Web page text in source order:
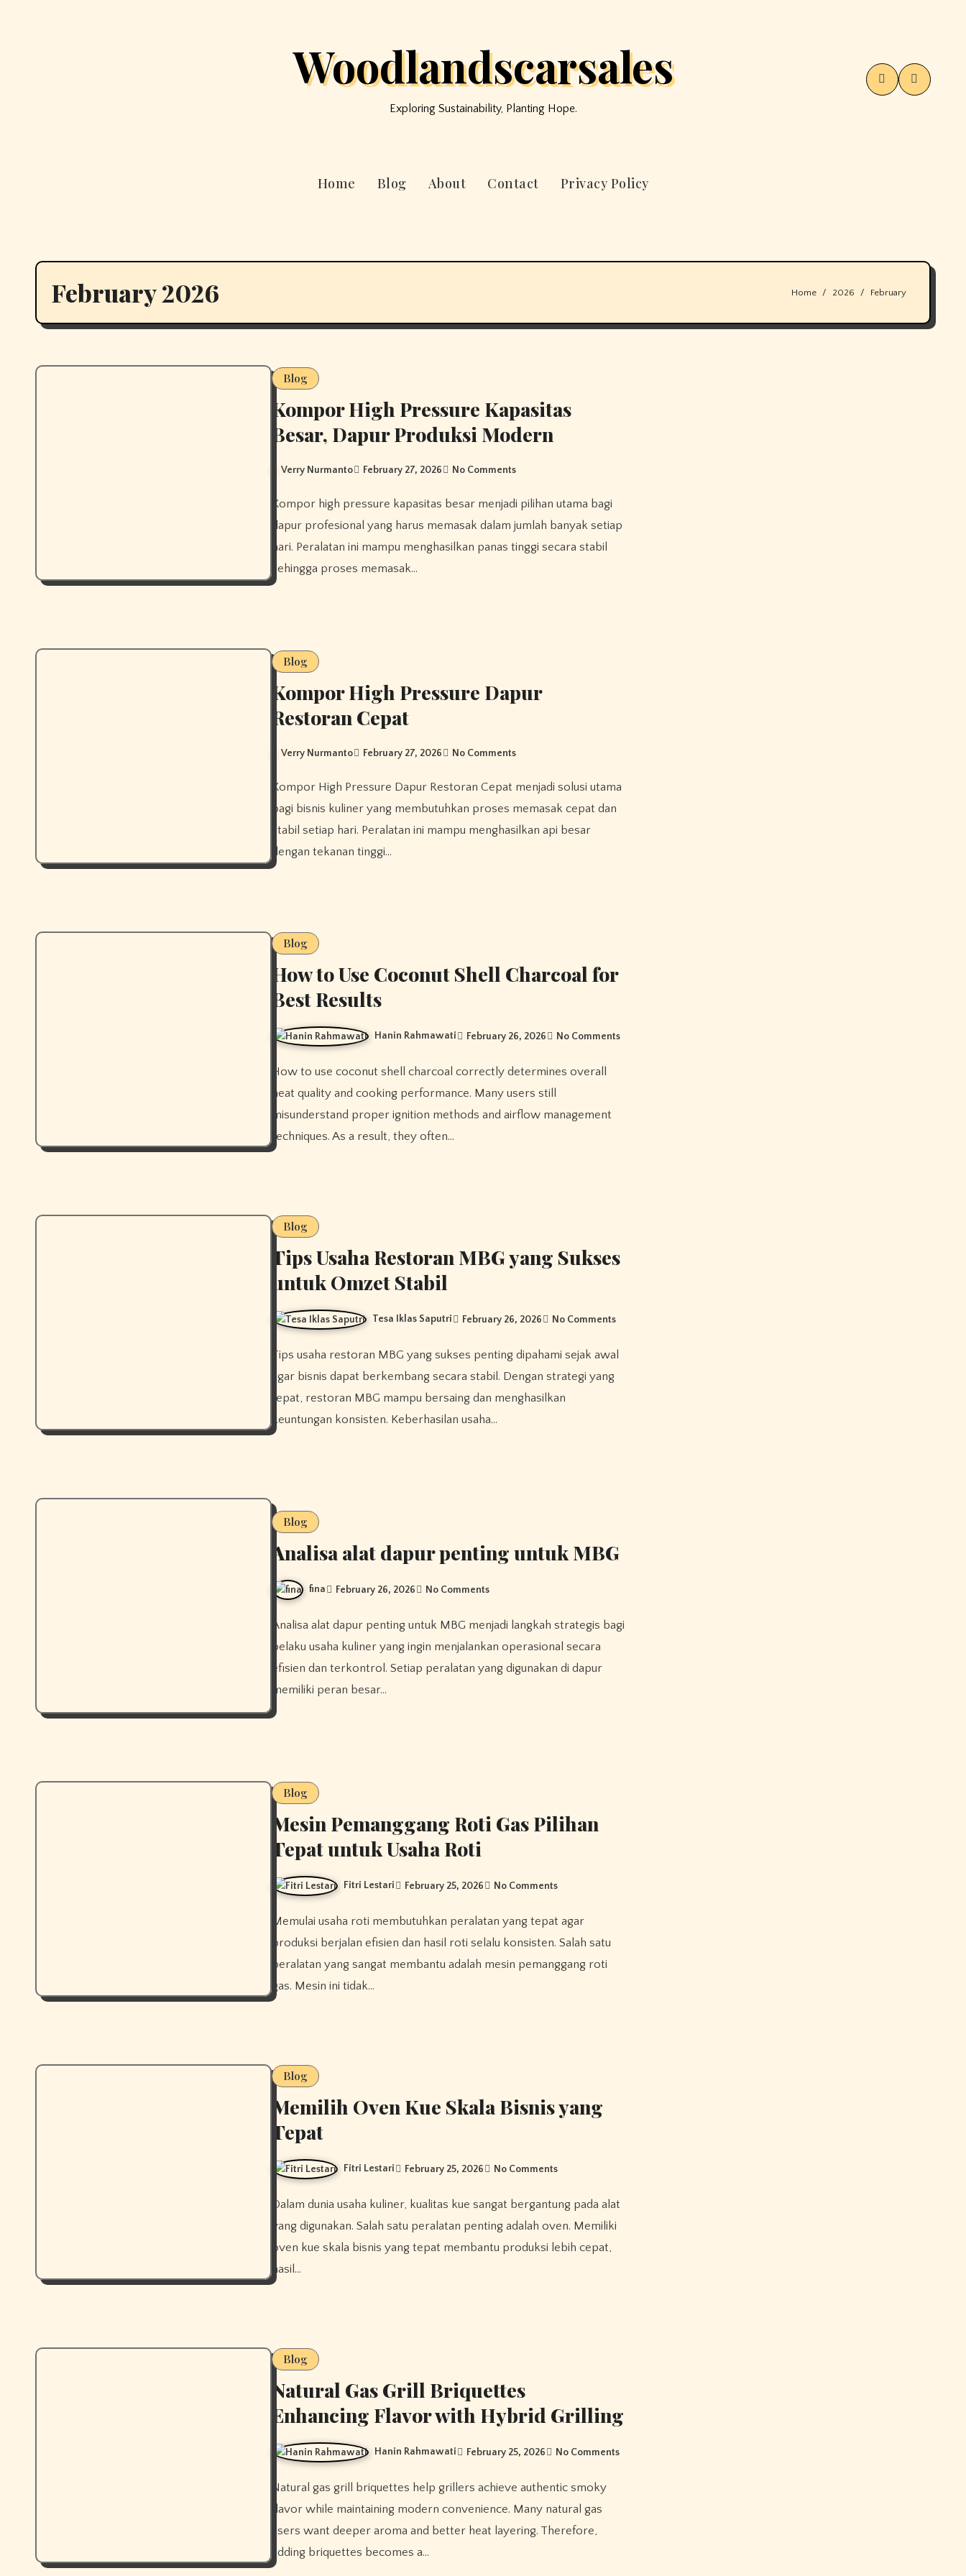
Woodlandscarsales
Exploring Sustainability, Planting Hope.
Home Blog About Contact Privacy Policy
February 2026 Home 2026 February
Blog
Kompor High Pressure Kapasitas
Besar, Dapur Produksi Modern
Verry Nurmanto February 27, 2026 No Comments
Kompor high pressure kapasitas besar menjadi pilihan utama bagi
dapur profesional yang harus memasak dalam jumlah banyak setiap
hari. Peralatan ini mampu menghasilkan panas tinggi secara stabil
sehingga proses memasak…
Blog
Kompor High Pressure Dapur
Restoran Cepat
Verry Nurmanto February 27, 2026 No Comments
Kompor High Pressure Dapur Restoran Cepat menjadi solusi utama
bagi bisnis kuliner yang membutuhkan proses memasak cepat dan
stabil setiap hari. Peralatan ini mampu menghasilkan api besar
dengan tekanan tinggi…
Blog
How to Use Coconut Shell Charcoal for
Best Results
Hanin Rahmawati February 26, 2026 No Comments
How to use coconut shell charcoal correctly determines overall
heat quality and cooking performance. Many users still
misunderstand proper ignition methods and airflow management
techniques. As a result, they often…
Blog
Tips Usaha Restoran MBG yang Sukses
untuk Omzet Stabil
Tesa Iklas Saputri February 26, 2026 No Comments
Tips usaha restoran MBG yang sukses penting dipahami sejak awal
agar bisnis dapat berkembang secara stabil. Dengan strategi yang
tepat, restoran MBG mampu bersaing dan menghasilkan
keuntungan konsisten. Keberhasilan usaha…
Blog
Analisa alat dapur penting untuk MBG
fina February 26, 2026 No Comments
Analisa alat dapur penting untuk MBG menjadi langkah strategis bagi
pelaku usaha kuliner yang ingin menjalankan operasional secara
efisien dan terkontrol. Setiap peralatan yang digunakan di dapur
memiliki peran besar…
Blog
Mesin Pemanggang Roti Gas Pilihan
Tepat untuk Usaha Roti
Fitri Lestari February 25, 2026 No Comments
Memulai usaha roti membutuhkan peralatan yang tepat agar
produksi berjalan efisien dan hasil roti selalu konsisten. Salah satu
peralatan yang sangat membantu adalah mesin pemanggang roti
gas. Mesin ini tidak…
Blog
Memilih Oven Kue Skala Bisnis yang
Tepat
Fitri Lestari February 25, 2026 No Comments
Dalam dunia usaha kuliner, kualitas kue sangat bergantung pada alat
yang digunakan. Salah satu peralatan penting adalah oven. Memiliki
oven kue skala bisnis yang tepat membantu produksi lebih cepat,
hasil…
Blog
Natural Gas Grill Briquettes
Enhancing Flavor with Hybrid Grilling
Hanin Rahmawati February 25, 2026 No Comments
Natural gas grill briquettes help grillers achieve authentic smoky
flavor while maintaining modern convenience. Many natural gas
users want deeper aroma and better heat layering. Therefore,
adding briquettes becomes a…